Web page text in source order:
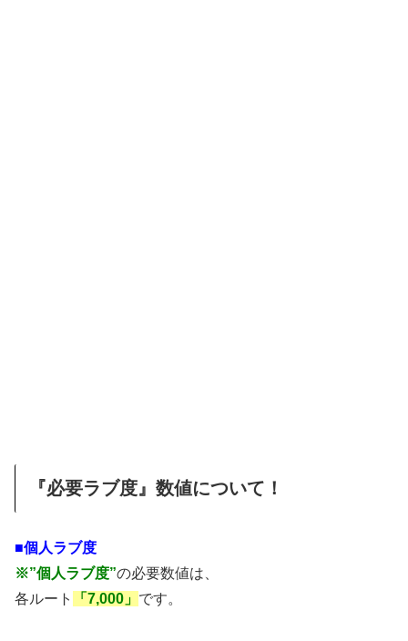
『必要ラブ度』数値について！
■個人ラブ度
※”個人ラブ度”の必要数値は、
各ルート
「7,000」 です。